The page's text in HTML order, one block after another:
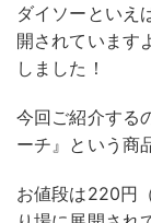
ダイソーといえ
開されています
しました！
今回ご紹介する
ーチ』という商
お値段は220円